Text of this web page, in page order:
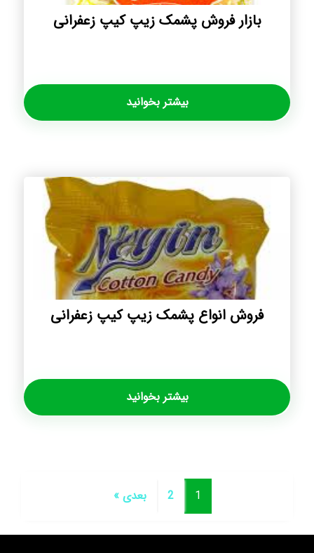
بازار فروش پشمک زیپ کیپ زعفرانی
بیشتر بخوانید
فروش انواع پشمک زیپ کیپ زعفرانی
بیشتر بخوانید
1
2 بعدی »